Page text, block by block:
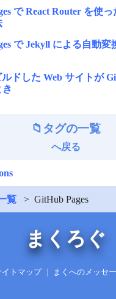
で React Router を使
で Jekyll による自動変
ドした Web サイトが
タグの一覧
へ戻る
覧 GitHub Pages
まくろぐ
イトマップ まくへのメッセ